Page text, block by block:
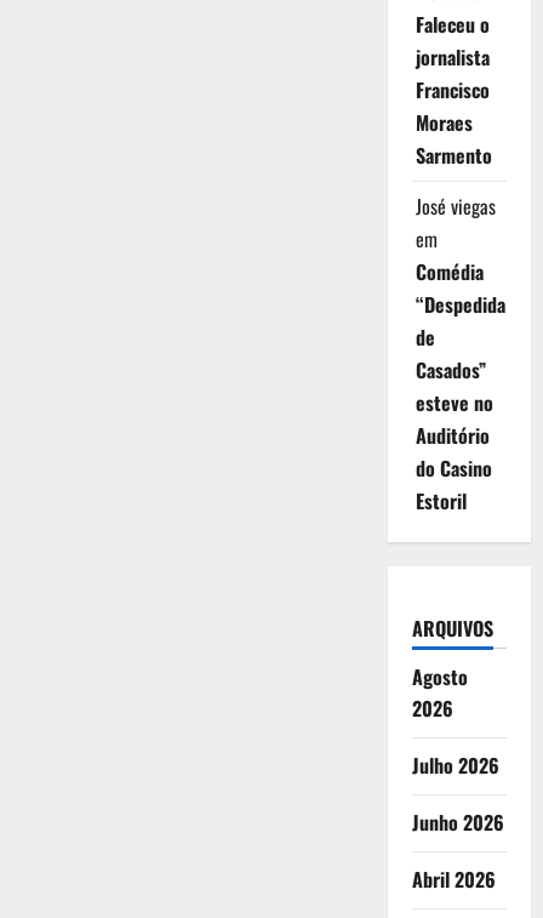
Faleceu o
jornalista
Francisco
Moraes
Sarmento
José viegas
em
Comédia
“Despedida
de
Casados”
esteve no
Auditório
do Casino
Estoril
ARQUIVOS
Agosto
2026
Julho 2026
Junho 2026
Abril 2026